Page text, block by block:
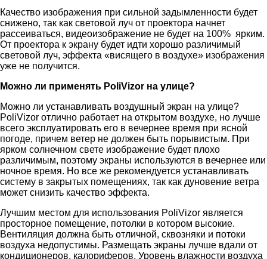
Качество изображения при сильной задымленности будет
снижено, так как световой луч от проектора начнет
рассеиваться, видеоизображение не будет на 100% ярким.
От проектора к экрану будет идти хорошо различимый
световой луч, эффекта «висящего в воздухе» изображения
уже не получится.
Можно ли применять PoliVizor на улице?
Можно ли устанавливать воздушный экран на улице?
PoliVizor отлично работает на открытом воздухе, но лучше
всего эксплуатировать его в вечернее время при ясной
погоде, причем ветер не должен быть порывистым. При
ярком солнечном свете изображение будет плохо
различимым, поэтому экраны используются в вечернее или
ночное время. Но все же рекомендуется устанавливать
систему в закрытых помещениях, так как дуновение ветра
может снизить качество эффекта.
Лучшим местом для использования PoliVizor является
просторное помещение, потолки в котором высокие.
Вентиляция должна быть отличной, сквозняки и потоки
воздуха недопустимы. Размещать экраны лучше вдали от
кондиционеров, калориферов. Уровень влажности воздуха